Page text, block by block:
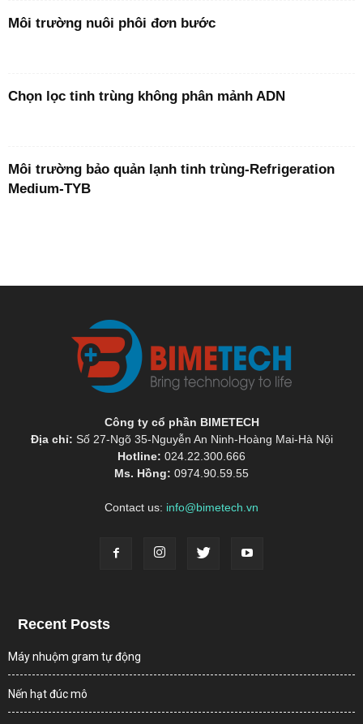
Môi trường nuôi phôi đơn bước
Chọn lọc tinh trùng không phân mảnh ADN
Môi trường bảo quản lạnh tinh trùng-Refrigeration
Medium-TYB
Công ty cổ phần BIMETECH
Địa chỉ: Số 27-Ngõ 35-Nguyễn An Ninh-Hoàng Mai-Hà Nội
Hotline: 024.22.300.666
Ms. Hồng: 0974.90.59.55
Contact us: info@bimetech.vn
Recent Posts
Máy nhuộm gram tự động
Nến hạt đúc mô